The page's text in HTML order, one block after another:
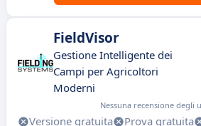
FieldVisor
Gestione Intelligente dei
Campi per Agricoltori
Moderni
Nessuna recensione degli
Versione gratuita Prova gratuita